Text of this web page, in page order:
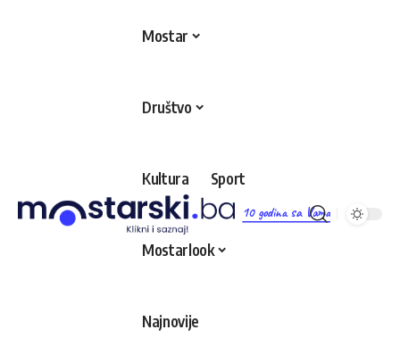
10 godina sa Vama
Mostar
Društvo
Kultura Sport
Mostarlook
Najnovije